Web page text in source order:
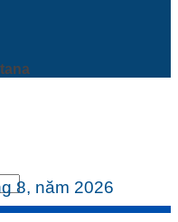
8, năm 2026